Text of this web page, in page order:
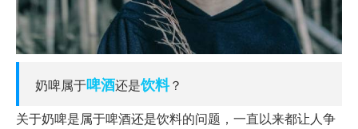
奶啤属于啤酒还是饮料？
关于奶啤是属于啤酒还是饮料的问题，一直以来都让人争